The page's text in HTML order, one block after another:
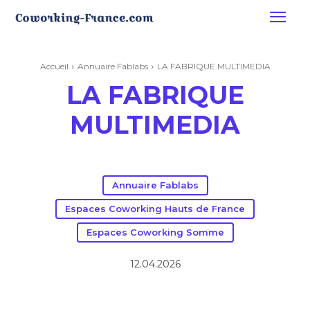
Accueil Annuaire Fablabs LA FABRIQUE MULTIMEDIA
LA FABRIQUE
MULTIMEDIA
Annuaire Fablabs
Espaces Coworking Hauts de France
Espaces Coworking Somme
12.04.2026